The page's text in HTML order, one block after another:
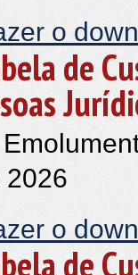
o
de
2026
o
de